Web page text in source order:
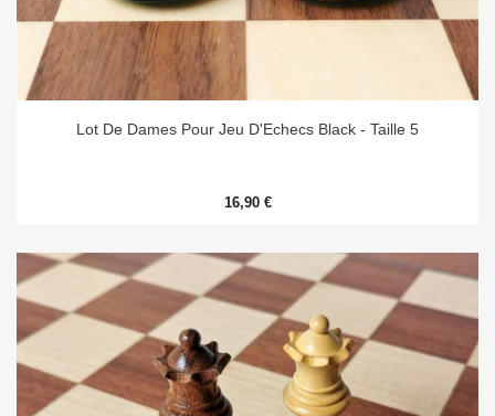
Lot De Dames Pour Jeu D'Echecs Black - Taille 5
16,90 €